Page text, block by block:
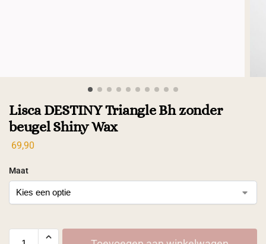
Lisca DESTINY Triangle Bh zonder
beugel Shiny Wax
69,90
Maat